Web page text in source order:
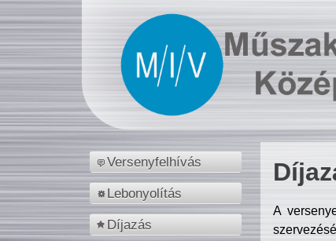
Versenyfelhívás
Lebonyolítás
Díjazás
A